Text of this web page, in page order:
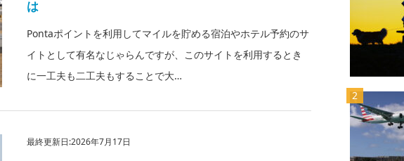
は
Pontaポイントを利用してマイルを貯める宿泊やホテル予約のサ
イトとして有名なじゃらんですが、このサイトを利用するとき
に一工夫も二工夫もすることで大…
最終更新日:2026年7月17日